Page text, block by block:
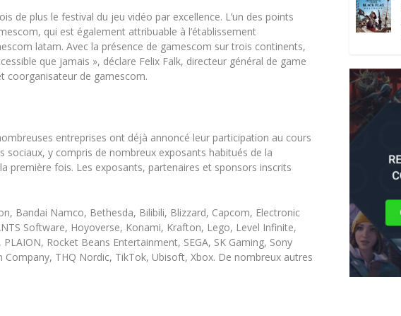
de plus le festival du jeu vidéo par excellence. L’un des points
qui est également attribuable à l’établissement
latam. Avec la présence de gamescom sur trois continents,
que jamais », déclare Felix Falk, directeur général de game
coorganisateur de gamescom.
entreprises ont déjà annoncé leur participation au cours
sociaux, y compris de nombreux exposants habitués de la
première fois. Les exposants, partenaires et sponsors inscrits
Bandai Namco, Bethesda, Bilibili, Blizzard, Capcom, Electronic
Software, Hoyoverse, Konami, Krafton, Lego, Level Infinite,
Rocket Beans Entertainment, SEGA, SK Gaming, Sony
THQ Nordic, TikTok, Ubisoft, Xbox. De nombreux autres